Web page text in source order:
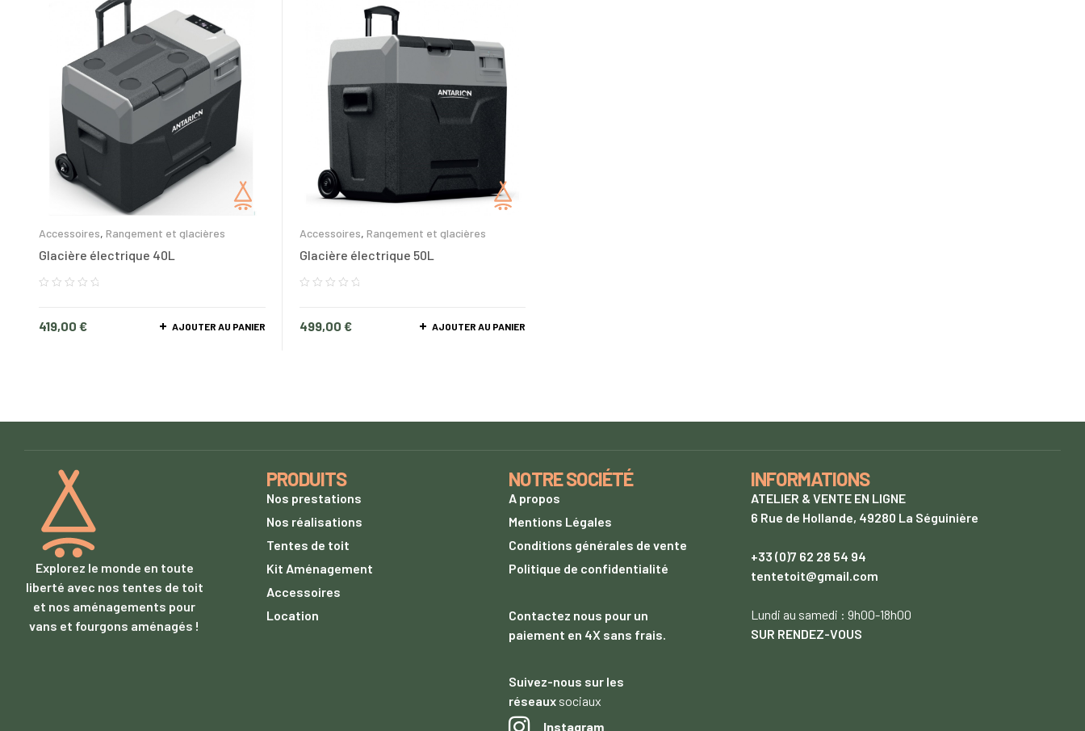
Accessoires, Rangement et glacières
Glacière électrique 40L
419,00 € AJOUTER AU PANIER
Accessoires, Rangement et glacières
Glacière électrique 50L
499,00 € AJOUTER AU PANIER
Explorez le monde en toute
liberté avec nos tentes de toit
et nos aménagements pour
vans et fourgons aménagés !
PRODUITS
Nos prestations
Nos réalisations
Tentes de toit
Kit Aménagement
Accessoires
Location
NOTRE SOCIÉTÉ
A propos
Mentions Légales
Conditions générales de vente
Politique de confidentialité
Contactez nous pour un
paiement en 4X sans frais.
Suivez-nous sur les
réseaux sociaux
Instagram
INFORMATIONS
ATELIER & VENTE EN LIGNE
6 Rue de Hollande, 49280 La Séguinière
+33 (0)7 62 28 54 94
tentetoit@gmail.com
Lundi au samedi : 9h00-18h00
SUR RENDEZ-VOUS